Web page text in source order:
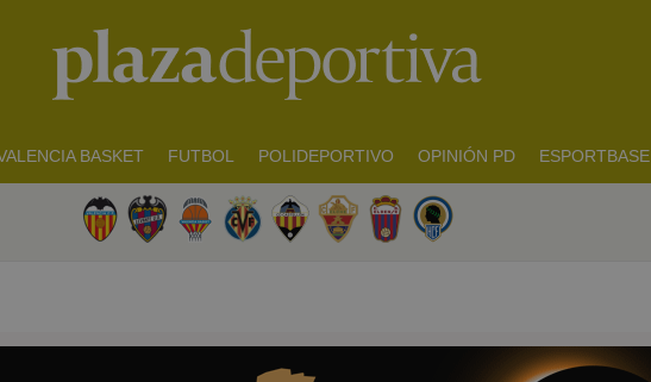
BASKET FUTBOL POLIDEPORTIVO OPINIÓN PD ESPORTBASE